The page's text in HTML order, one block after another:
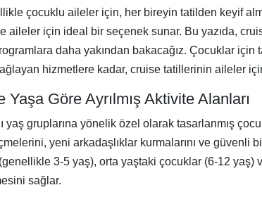
çocuklu aileler için, her bireyin tatilden keyif
aileler için ideal bir seçenek sunar. Bu yazıda,
daha yakından bakacağız. Çocuklar
hizmetlere kadar, cruise tatillerinin aileler
Göre Ayrılmış Aktivite Alanları
yaş gruplarına yönelik özel olarak tasarlanmış
yeni arkadaşlıklar kurmalarını ve güvenli
3-5 yaş), orta yaştaki çocuklar (6-12
sağlar.